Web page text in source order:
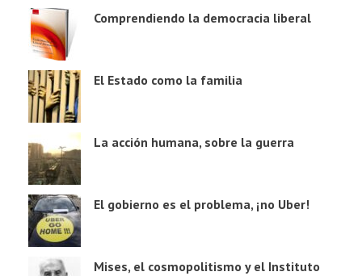
Comprendiendo la democracia liberal
El Estado como la familia
La acción humana, sobre la guerra
El gobierno es el problema, ¡no Uber!
Mises, el cosmopolitismo y el Instituto